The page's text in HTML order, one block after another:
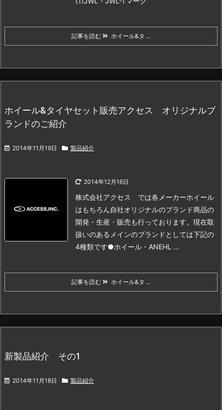
記事を読む ホイール&タ ...
ホイール&タイヤセット販売アクセス オリジナルブ
ランドのご紹介
2014年11月19日 製品紹介
2014年12月16日
株式会社アクセス では各メーカーホイール
はもちろん自社オリジナルのブランド商品の
開発・生産・販売も行っております。 現在取
扱いのあるメインのブランドとしては下記の
4種類です●ホイール ・ANEHL ...
記事を読む ホイール&タ ...
新製品紹介 その1
2014年11月18日 製品紹介